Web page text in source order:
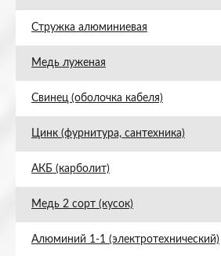
Стружка алюминиевая
Медь луженая
Свинец (оболочка кабеля)
Цинк (фурнитура, сантехника)
АКБ (карболит)
Медь 2 сорт (кусок)
Алюминий 1-1 (электротехнический)